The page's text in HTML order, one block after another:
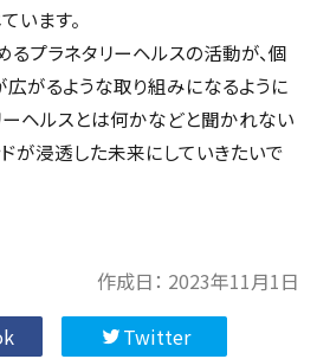
います。
るプラネタリーヘルスの活動が、個
がるような取り組みになるように
ーヘルスとは何かなどと聞かれない
ドが浸透した未来にしていきたいで
作成日： 2023年11月1日
Twitter